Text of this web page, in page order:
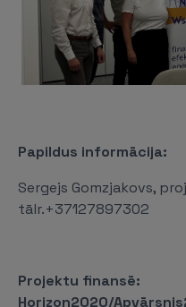
Papildus informācija:
Sergejs Gomzjakovs,
tālr.+37127897302
Projektu
Horizon2020/